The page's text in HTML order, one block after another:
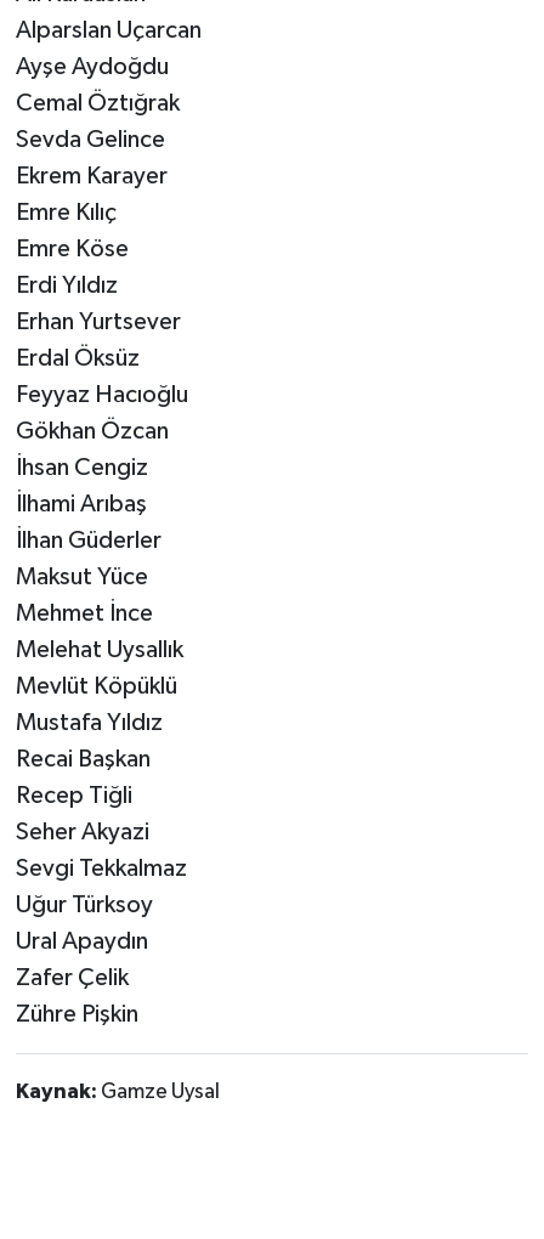
​Alparslan Uçarcan
​Ayşe Aydoğdu
​Cemal Öztığrak
​Sevda Gelince
​Ekrem Karayer
​Emre Kılıç
​Emre Köse
​Erdi Yıldız
​Erhan Yurtsever
​Erdal Öksüz
​Feyyaz Hacıoğlu
​Gökhan Özcan
​İhsan Cengiz
​İlhami Arıbaş
​İlhan Güderler
​Maksut Yüce
​Mehmet İnce
​Melehat Uysallık
​Mevlüt Köpüklü
​Mustafa Yıldız
​Recai Başkan
​Recep Tiğli
​Seher Akyazi
​Sevgi Tekkalmaz
​Uğur Türksoy
​Ural Apaydın
​Zafer Çelik
​Zühre Pişkin
Kaynak: Gamze Uysal